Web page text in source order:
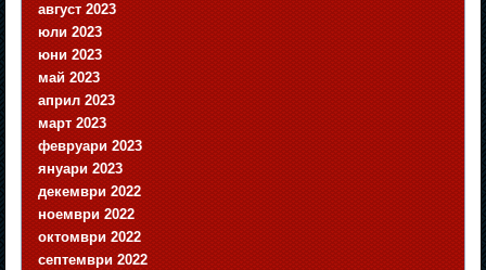
август 2023
юли 2023
юни 2023
май 2023
април 2023
март 2023
февруари 2023
януари 2023
декември 2022
ноември 2022
октомври 2022
септември 2022